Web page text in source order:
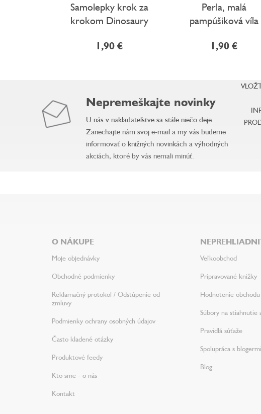
Samolepky krok za
krokom Dinosaury
1,90 €
Perla, malá
pampúšiková víla
1,90 €
Nepremeškajte novinky
U nás v nakladateľstve sa stále niečo deje.
Zanechajte nám svoj e-mail a my vás budeme
informovať o knižných novinkách a výhodných
akciách, ktoré by vás nemali minúť.
O NÁKUPE
Moje objednávky
Obchodné podmienky
Reklamačný protokol / Odstúpenie od
zmluvy
Podmienky ochrany osobných údajov
Často kladené otázky
Produktové feedy
Kto sme - o nás
Kontakt
Veľkoobchod
Pripravované knižky
Hodnotenie obchodu
Súbory na stiahnutie
Pravidlá súťaže
Spolupráca s blogermi
Blog